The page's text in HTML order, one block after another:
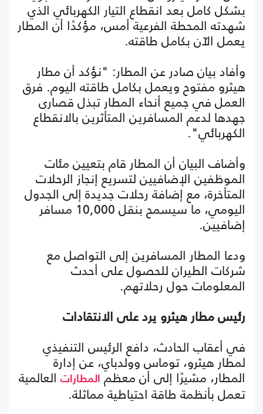
بشكل كامل بعد انقطاع التيار الكهربائي الذي
شهدته المحطة الفرعية أمس، مؤكدًا أن المطار
يعمل الآن بكامل طاقته.
وأفاد بيان صادر عن المطار: "نؤكد أن مطار
هيثرو مفتوح ويعمل بكامل طاقته اليوم. فرق
العمل في جميع أنحاء المطار تبذل قصارى
جهدها لدعم المسافرين المتأثرين بالانقطاع
الكهربائي".
وأضاف البيان أن المطار قام بتعيين مئات
الموظفين الإضافيين لتسريع إنجاز الرحلات
المتأخرة، مع إضافة رحلات جديدة إلى الجدول
اليومي، ما سيسمح بنقل 10,000 مسافر
إضافيين.
ودعا المطار المسافرين إلى التواصل مع
شركات الطيران للحصول على أحدث
المعلومات حول رحلاتهم.
رئيس مطار هيثرو يرد على الانتقادات
في أعقاب الحادث، دافع الرئيس التنفيذي
لمطار هيثرو، توماس وولدباي، عن إدارة
المطار، مشيرًا إلى أن معظم المطارات العالمية
تعمل بأنظمة طاقة احتياطية مماثلة.